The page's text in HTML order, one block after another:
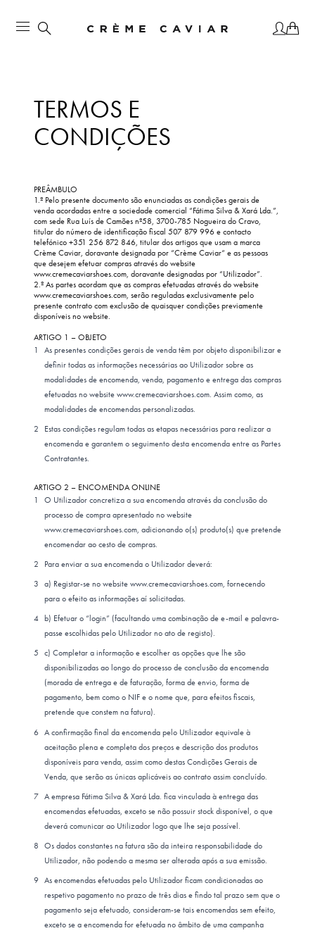
TERMOS E
CONDIÇÕES
PREÂMBULO
1.º Pelo presente documento são enunciadas as condições gerais de
venda acordadas entre a sociedade comercial “Fátima Silva & Xará Lda.”,
com sede Rua Luís de Camões nº58, 3700-785 Nogueira do Cravo,
titular do número de identificação fiscal 507 879 996 e contacto
telefónico +351 256 872 846, titular dos artigos que usam a marca
Crème Caviar, doravante designada por “Crème Caviar“ e as pessoas
que desejem efetuar compras através do website
www.cremecaviarshoes.com, doravante designadas por “Utilizador”.
2.º As partes acordam que as compras efetuadas através do website
www.cremecaviarshoes.com, serão reguladas exclusivamente pelo
presente contrato com exclusão de quaisquer condições previamente
disponíveis no website.
ARTIGO 1 – OBJETO
As presentes condições gerais de venda têm por objeto disponibilizar e
definir todas as informações necessárias ao Utilizador sobre as
modalidades de encomenda, venda, pagamento e entrega das compras
efetuadas no websitewww.cremecaviarshoes.com. Assim como, as
modalidades de encomendas personalizadas.
Estas condições regulam todas as etapas necessárias para realizar a
encomenda e garantem o seguimento desta encomenda entre as Partes
Contratantes.
ARTIGO 2 – ENCOMENDA ONLINE
O Utilizador concretiza a sua encomenda através da conclusão do
processo de compra apresentado no website
www.cremecaviarshoes.com, adicionando o(s) produto(s) que pretende
encomendar ao cesto de compras.
Para enviar a sua encomenda o Utilizador deverá:
a) Registar-se no website www.cremecaviarshoes.com, fornecendo
para o efeito as informações aí solicitadas.
b) Efetuar o “login” (facultando uma combinação de e-mail e palavra-
passe escolhidas pelo Utilizador no ato de registo).
c) Completar a informação e escolher as opções que lhe são
disponibilizadas ao longo do processo de conclusão da encomenda
(morada de entrega e de faturação, forma de envio, forma de
pagamento, bem como o NIF e o nome que, para efeitos fiscais,
pretende que constem na fatura).
A confirmação final da encomenda pelo Utilizador equivale à
aceitação plena e completa dos preços e descrição dos produtos
disponíveis para venda, assim como destas Condições Gerais de
Venda, que serão as únicas aplicáveis ao contrato assim concluído.
A empresa Fátima Silva & Xará Lda. fica vinculada à entrega das
encomendas efetuadas, exceto se não possuir stock disponível, o que
deverá comunicar ao Utilizador logo que lhe seja possível.
Os dados constantes na fatura são da inteira responsabilidade do
Utilizador, não podendo a mesma ser alterada após a sua emissão.
As encomendas efetuadas pelo Utilizador ficam condicionadas ao
respetivo pagamento no prazo de três dias e findo tal prazo sem que o
pagamento seja efetuado, consideram-se tais encomendas sem efeito,
exceto se a encomenda for efetuada no âmbito de uma campanha